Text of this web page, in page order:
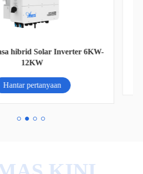
hibrid Solar Inverter 6KW-
12KW
Hantar pertanyaan